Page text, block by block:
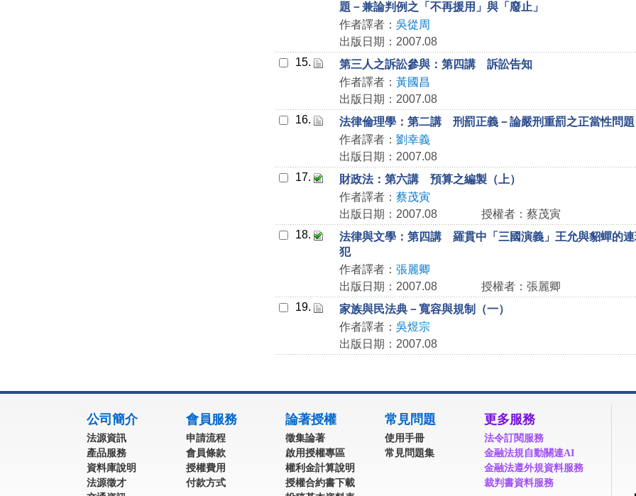
題－兼論判例之「不再援用」與「廢止」
作者譯者： 吳從周
出版日期：2007.08
15.
第三人之訴訟參與：第四講 訴訟告知
作者譯者： 黃國昌
出版日期：2007.08
16.
法律倫理學：第二講 刑罰正義－論嚴刑重罰之正當性問題
作者譯者： 劉幸義
出版日期：2007.08
17.
財政法：第六講 預算之編製（上）
作者譯者： 蔡茂寅
出版日期：2007.08
授權者：蔡茂寅
18.
法律與文學：第四講 羅貫中「三國演義」王允與貂蟬的
犯
作者譯者： 張麗卿
出版日期：2007.08
授權者：張麗卿
19.
家族與民法典－寬容與規制（一）
作者譯者： 吳煜宗
出版日期：2007.08
公司簡介
法源資訊
產品服務
資料庫說明
法源徵才
會員服務
申請流程
會員條款
授權費用
付款方式
論著授權
徵集論著
啟用授權專區
權利金計算說明
授權合約書下載
常見問題
使用手冊
常見問題集
更多服務
法令訂閱服務
金融法規自動關連AI
金融法遵外規資料服務
裁判書資料服務